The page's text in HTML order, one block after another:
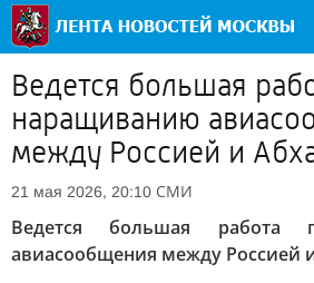
Ведется большая
наращиванию
между Россией и
21 мая 2026, 20:10 СМИ
Ведется большая работа
авиасообщения между Россией